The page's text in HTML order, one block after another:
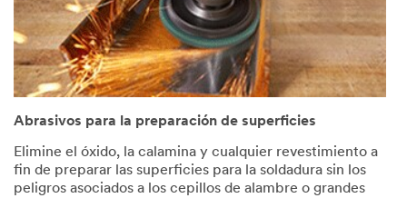
Abrasivos para la preparación de superficies
Elimine el óxido, la calamina y cualquier revestimiento a
fin de preparar las superficies para la soldadura sin los
peligros asociados a los cepillos de alambre o grandes